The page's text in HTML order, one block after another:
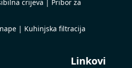
crijeva | Pribor za
| Kuhinjska filtracija
Linkovi